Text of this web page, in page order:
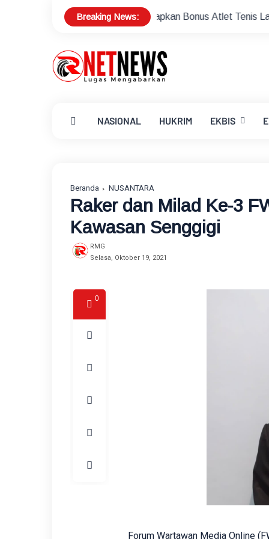
Breaking News:
Sekda Lotim Siapkan Bonus Atlet Tenis Lapangan Peraih
NASIONAL HUKRIM EKBIS
Beranda NUSANTARA
Raker dan Milad Ke-3
Kawasan Senggigi
RMG
Selasa, Oktober 19, 2021
0
Forum Wartawan Media Online